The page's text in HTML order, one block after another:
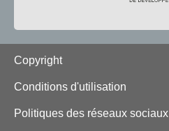
Footer
Copyright
Conditions d'utilisation
Politiques des réseaux sociaux